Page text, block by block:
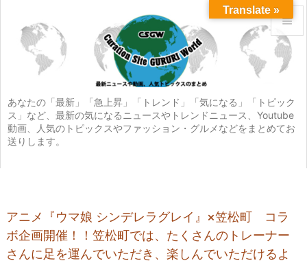
あなたの「最新」「急上昇」「トレンド」「気になる」「トピック
ス」など、最新の気になるニュースやトレンドニュース、Youtube
動画、人気のトピックスやファッション・グルメなどをまとめてお
送りします。


メニュ
サイド

前へ
アニメ『ウマ娘 シンデレラグレイ』×笠松町 コラ
ボ企画開催！！笠松町では、たくさんのトレーナー
さんに足を運んでいただき、楽しんでいただけるよ
Translate »